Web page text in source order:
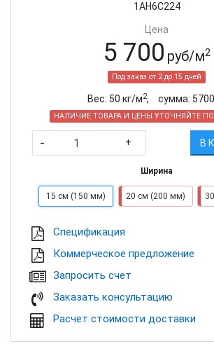
1AH6C224
Цена
5 700 руб/м2
Под заказ от 2 до 15 дней
Вес: 50 кг/м2, cумма: 5700
НАЛИЧИЕ ТОВАРА И ЦЕНЫ УТОЧНЯЙТЕ
- + В
Ширина
15 см (150 мм) 20 см (200 мм)
Cпецификация
Коммерческое предложение
Запросить счет
Заказать консультацию
Расчет стоимости доставки